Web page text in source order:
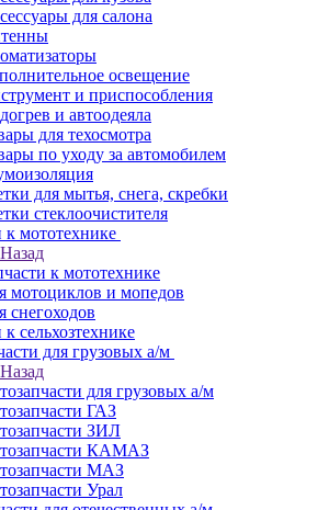
для салона
освещение
и приспособления
и автоодеяла
для техосмотра
по уходу за автомобилем
для мытья, снега, скребки
стеклоочистителя
к мототехнике
Назад
к мототехнике
мотоциклов и мопедов
снегоходов
к сельхозтехнике
для грузовых а/м
Назад
для грузовых а/м
ГАЗ
ЗИЛ
КАМАЗ
МАЗ
Урал